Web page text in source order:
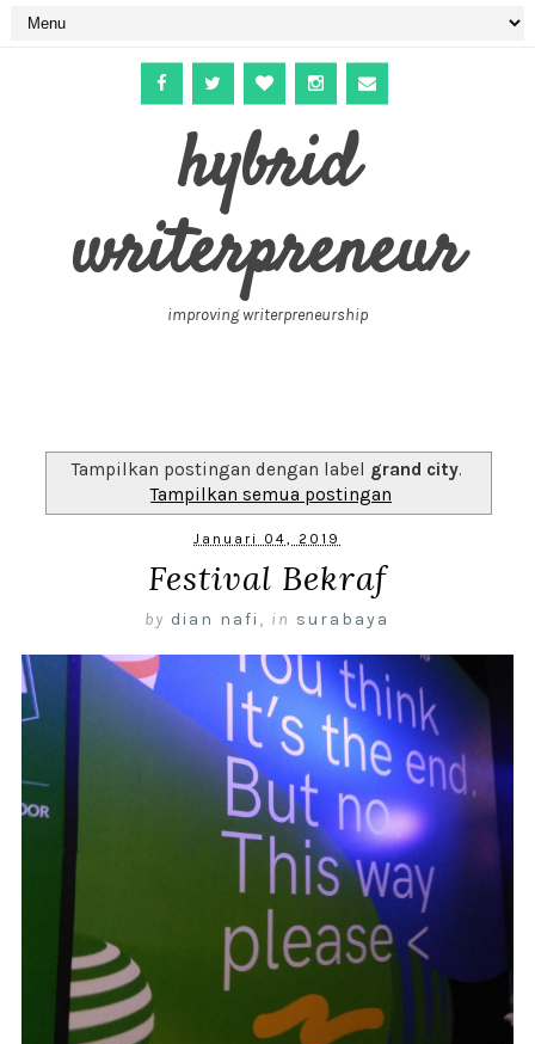
hybrid
writerpreneur
improving writerpreneurship
Tampilkan postingan dengan label grand city.
Tampilkan semua postingan
Januari 04, 2019
Festival Bekraf
by dian nafi , in surabaya